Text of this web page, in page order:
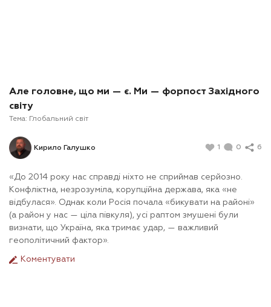
Але головне, що ми — є. Ми — форпост Західного
світу
Тема: Глобальний світ
Кирило Галушко 1 0 6
«До 2014 року нас справді ніхто не сприймав серйозно.
Конфліктна, незрозуміла, корупційна держава, яка «не
відбулася». Однак коли Росія почала «бикувати на районі»
(а район у нас — ціла півкуля), усі раптом змушені були
визнати, що Україна, яка тримає удар, — важливий
геополітичний фактор».
Коментувати